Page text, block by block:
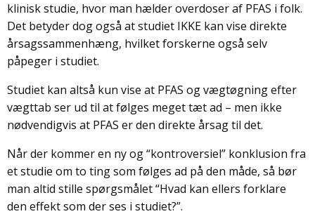
klinisk studie, hvor man hælder overdoser af PFAS i folk.
Det betyder dog også at studiet IKKE kan vise direkte
årsagssammenhæng, hvilket forskerne også selv
påpeger i studiet.
Studiet kan altså kun vise at PFAS og vægtøgning efter
vægttab ser ud til at følges meget tæt ad – men ikke
nødvendigvis at PFAS er den direkte årsag til det.
Når der kommer en ny og “kontroversiel” konklusion fra
et studie om to ting som følges ad på den måde, så bør
man altid stille spørgsmålet “Hvad kan ellers forklare
den effekt som der ses i studiet?”.